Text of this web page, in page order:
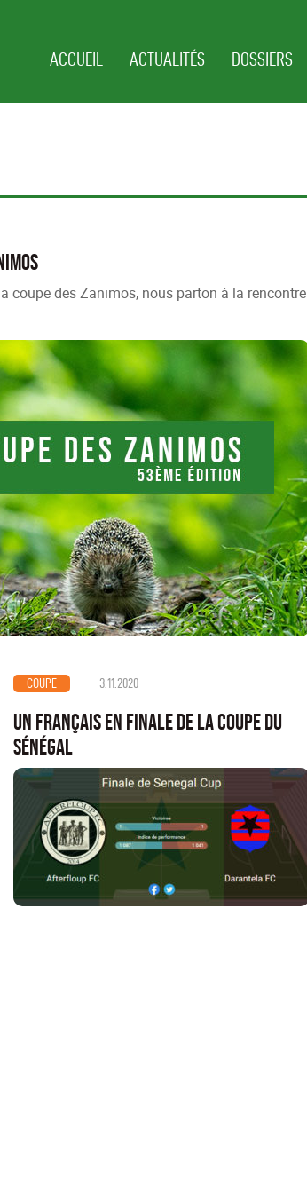
ACCUEIL ACTUALITÉS DOSSIERS
coupe des Zanimos, nous parton à la rencontre
COUPE — 3.11.2020
Un Français en finale de la coupe du
Sénégal